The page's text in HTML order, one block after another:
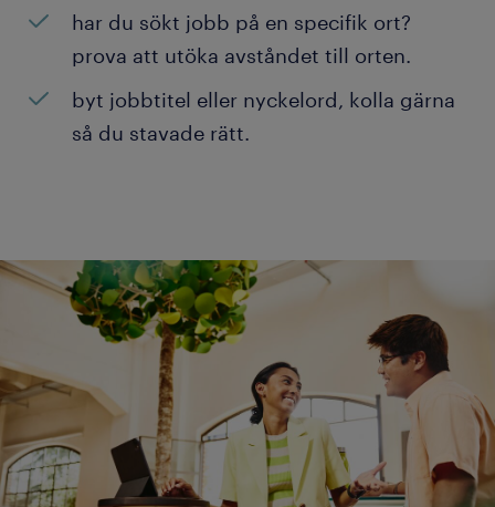
har du sökt jobb på en specifik ort?
prova att utöka avståndet till orten.
byt jobbtitel eller nyckelord, kolla gärna
så du stavade rätt.